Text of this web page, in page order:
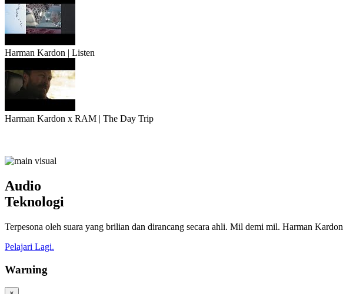
Harman Kardon | Listen
Harman Kardon x RAM | The Day Trip
Audio
Teknologi
Terpesona oleh suara yang brilian dan dirancang secara ahli. Mil demi mil. Harman
Pelajari Lagi.
Warning